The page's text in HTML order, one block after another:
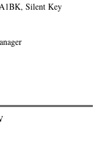
Silent Key